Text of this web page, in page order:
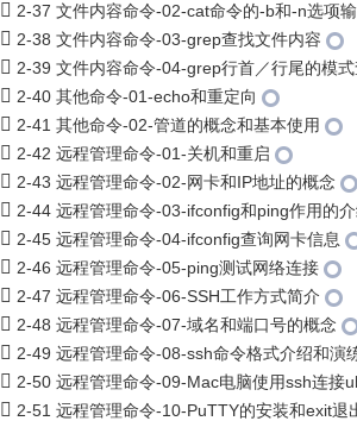
2-37 文件内容命令-02-cat命令的-b和-n选项
2-38 文件内容命令-03-grep查找文件内容
2-39 文件内容命令-04-grep行首／行尾的模
2-40 其他命令-01-echo和重定向
2-41 其他命令-02-管道的概念和基本使用
2-42 远程管理命令-01-关机和重启
2-43 远程管理命令-02-网卡和IP地址的概念
2-44 远程管理命令-03-ifconfig和ping作用的
2-45 远程管理命令-04-ifconfig查询网卡信息
2-46 远程管理命令-05-ping测试网络连接
2-47 远程管理命令-06-SSH工作方式简介
2-48 远程管理命令-07-域名和端口号的概念
2-49 远程管理命令-08-ssh命令格式介绍和演
2-50 远程管理命令-09-Mac电脑使用ssh连接
2-51 远程管理命令-10-PuTTY的安装和exit退